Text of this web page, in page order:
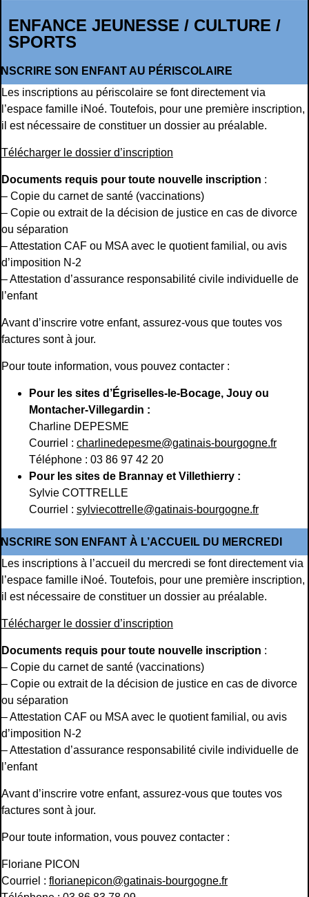
ENFANCE JEUNESSE / CULTURE /
SPORTS
SON ENFANT AU PÉRISCOLAIRE
Les inscriptions au périscolaire se font directement via
l’espace famille iNoé. Toutefois, pour une première inscription,
il est nécessaire de constituer un dossier au préalable.
Télécharger le dossier d’inscription
Documents requis pour toute nouvelle inscription :
– Copie du carnet de santé (vaccinations)
– Copie ou extrait de la décision de justice en cas de divorce
ou séparation
– Attestation CAF ou MSA avec le quotient familial, ou avis
d’imposition N-2
– Attestation d’assurance responsabilité civile individuelle de
l’enfant
Avant d’inscrire votre enfant, assurez-vous que toutes vos
factures sont à jour.
Pour toute information, vous pouvez contacter :
Pour les sites d’Égriselles-le-Bocage, Jouy ou
Montacher-Villegardin :
Charline DEPESME
Courriel : charlinedepesme@gatinais-bourgogne.fr
Téléphone : 03 86 97 42 20
Pour les sites de Brannay et Villethierry :
Sylvie COTTRELLE
Courriel : sylviecottrelle@gatinais-bourgogne.fr
SON ENFANT À L’ACCUEIL DU MERCREDI
Les inscriptions à l’accueil du mercredi se font directement via
l’espace famille iNoé. Toutefois, pour une première inscription,
il est nécessaire de constituer un dossier au préalable.
Télécharger le dossier d’inscription
Documents requis pour toute nouvelle inscription :
– Copie du carnet de santé (vaccinations)
– Copie ou extrait de la décision de justice en cas de divorce
ou séparation
– Attestation CAF ou MSA avec le quotient familial, ou avis
d’imposition N-2
– Attestation d’assurance responsabilité civile individuelle de
l’enfant
Avant d’inscrire votre enfant, assurez-vous que toutes vos
factures sont à jour.
Pour toute information, vous pouvez contacter :
Floriane PICON
Courriel : florianepicon@gatinais-bourgogne.fr